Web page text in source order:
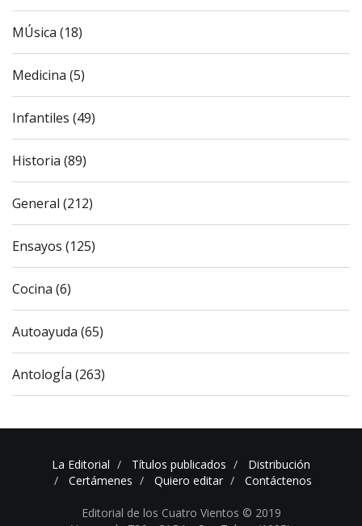
MÚsica (18)
Medicina (5)
Infantiles (49)
Historia (89)
General (212)
Ensayos (125)
Cocina (6)
Autoayuda (65)
AntologÍa (263)
La Editorial Títulos publicados
Distribución
Certámenes
Quiero editar Contáctenos
Editorial de los Cuatro Vientos © 2019